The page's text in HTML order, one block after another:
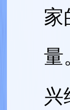
家
量
兴